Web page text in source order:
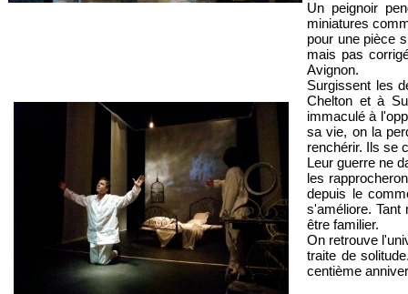
Un peignoir
miniatures
pour une pièce
mais pas
Avignon.
Surgissent les
Chelton et à
immaculé à
sa vie, on la
renchérir. Ils se
Leur guerre ne
les
depuis le
s'améliore.
être familier.
On retrouve
traite de
centième